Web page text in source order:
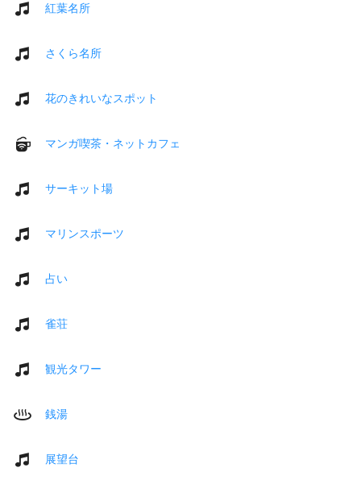
紅葉名所
さくら名所
花のきれいなスポット
マンガ喫茶・ネットカフェ
サーキット場
マリンスポーツ
占い
雀荘
観光タワー
銭湯
展望台